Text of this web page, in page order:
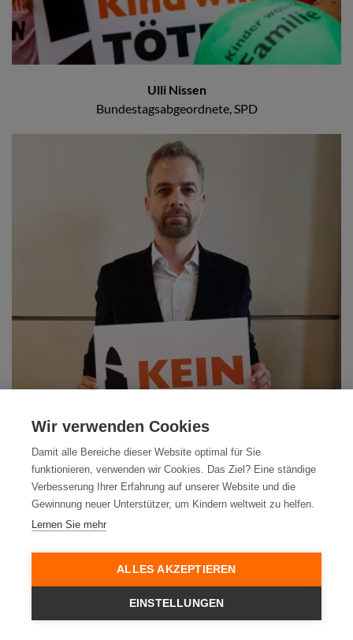
Ulli Nissen
Bundestagsabgeordnete, SPD
Stefan Liebich
Bundestagsabgeordneter, Die Linke
Wir verwenden Cookies
Damit alle Bereiche dieser Website optimal für Sie
funktionieren, verwenden wir Cookies. Das Ziel? Eine ständige
Verbesserung Ihrer Erfahrung auf unserer Website und die
Gewinnung neuer Unterstützer, um Kindern weltweit zu helfen.
Lernen Sie mehr
ALLES AKZEPTIEREN
EINSTELLUNGEN